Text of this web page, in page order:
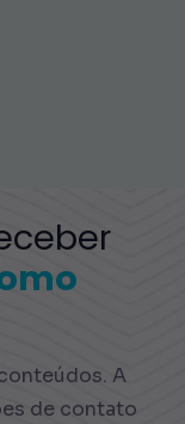
A
de contato